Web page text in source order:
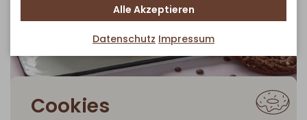
Cookies
Alle Akzeptieren
Datenschutz Impressum